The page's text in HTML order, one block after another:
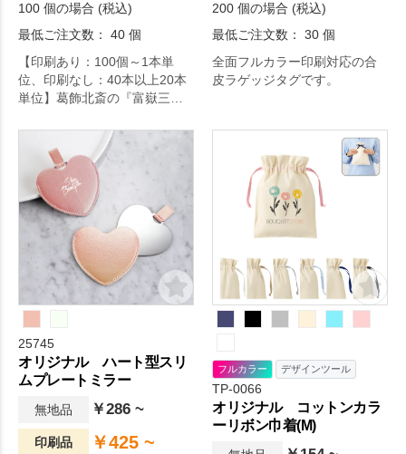
100 個の場合 (税込)
最低ご注文数： 40 個
【印刷あり：100個～1本単
位、印刷なし：40本以上20本
単位】葛飾北斎の『富嶽三十
富士」として知られる絵を扇
面にしました。日本人にも外
国人にも人気の高い、おすす
めの絵柄です。
200 個の場合 (税込)
最低ご注文数： 30 個
全面フルカラー印刷対応の合
皮ラゲッジタグです。
25745
オリジナル ハート型スリ
ムプレートミラー
無地品 ￥286 ~
印刷品 ￥425 ~
フルカラー デザインツール
TP-0066
オリジナル コットンカラ
ーリボン巾着(M)